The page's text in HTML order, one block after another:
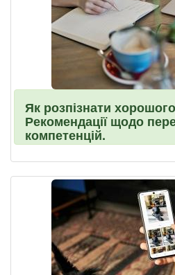
Як розпізнати
Рекомендації щодо
компетенцій.